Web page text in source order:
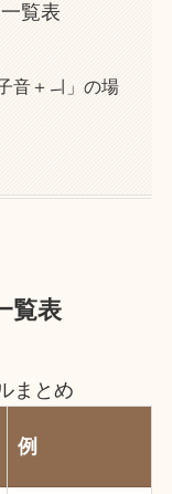
覧表
音＋ㅢ」の場
覧表
まとめ
例